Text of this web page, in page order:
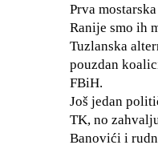
Prva
Ranije smo ih
Tuzlanska
pouzdan
FBiH.
Još jedan
TK, no
Banovići i